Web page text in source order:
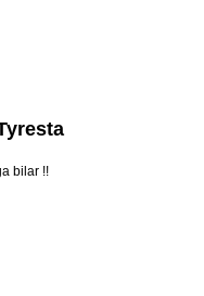
bilar !!